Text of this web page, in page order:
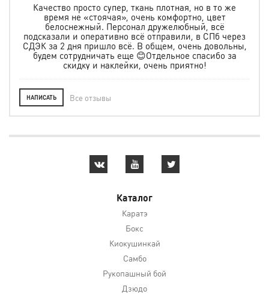
Качество просто супер, ткань плотная, но в то же
время не «стоячая», очень комфортно, цвет
белоснежный. Персонал дружелюбный, всё
подсказали и оперативно всё отправили, в СПб через
СДЭК за 2 дня пришло всё. В общем, очень довольны,
будем сотрудничать еще 😊Отдельное спасибо за
скидку и наклейки, очень приятно!
НАПИСАТЬ Все отзывы
Каталог
Каратэ
Бокс
Киокушинкай
Самбо
Рукопашный бой
Дзюдо